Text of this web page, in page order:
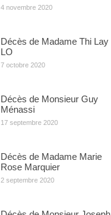
4 novembre 2020
Décès de Madame Thi Lay
LO
7 octobre 2020
Décès de Monsieur Guy
Ménassi
17 septembre 2020
Décès de Madame Marie
Rose Marquier
2 septembre 2020